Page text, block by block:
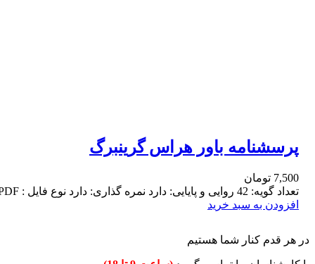
پرسشنامه باور هراس گرینبرگ
7,500 تومان
تعداد گویه: 42 روایی و پایایی: دارد نمره گذاری: دارد نوع فایل : Word , PDF همراه با مقاله مرتبط
افزودن به سبد خرید
در هر قدم کنار شما هستیم